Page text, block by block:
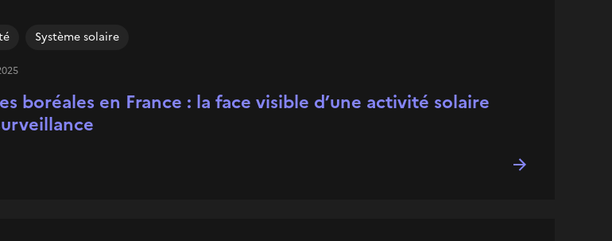
boréales en France : la face visible d’une activité solaire
Système solaire